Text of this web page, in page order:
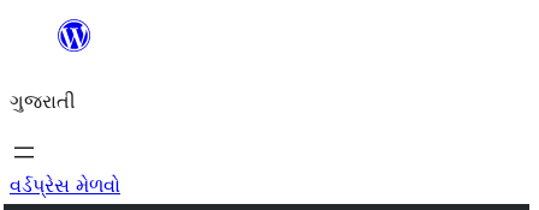
કંટેન્ટ(લખાણ)
જાઓ
ગુજરાતી
વર્ડપ્રેસ મેળવો